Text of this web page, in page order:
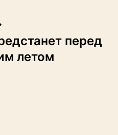
перед
летом